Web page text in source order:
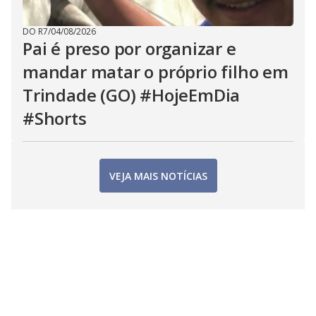
DO R7/04/08/2026
Pai é preso por organizar e
mandar matar o próprio filho em
Trindade (GO) #HojeEmDia
#Shorts
VEJA MAIS NOTÍCIAS